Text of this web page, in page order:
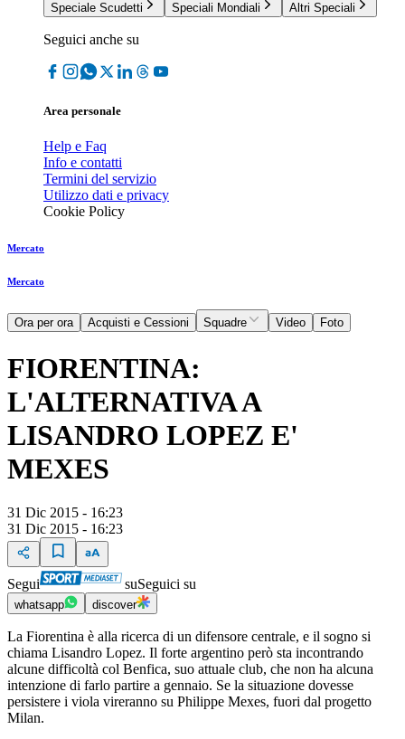
Speciale Scudetti
Speciali Mondiali Altri Speciali
Seguici anche su
Area personale
Help e Faq
Info e contatti
Termini del servizio
Utilizzo dati e privacy
Cookie Policy
Mercato
Mercato
Ora per ora Acquisti e Cessioni Squadre Video Foto
FIORENTINA:
L'ALTERNATIVA A
LISANDRO LOPEZ E'
MEXES
31 Dic 2015 - 16:23
31 Dic 2015 - 16:23
Segui suSeguici su
whatsapp discover
La Fiorentina è alla ricerca di un difensore centrale, e il sogno si
chiama Lisandro Lopez. Il forte argentino però sta incontrando
alcune difficoltà col Benfica, suo attuale club, che non ha alcuna
intenzione di farlo partire a gennaio. Se la situazione dovesse
persistere i viola vireranno su Philippe Mexes, fuori dal progetto
Milan.